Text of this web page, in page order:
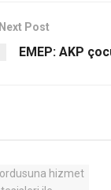
Next Post
EMEP: AKP